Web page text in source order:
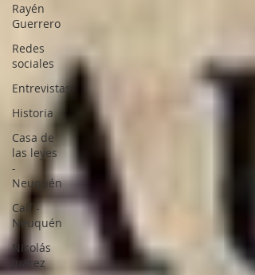
Rayén
Guerrero
Redes
sociales
Entrevistas
Historia
Casa de
las leyes
-
Neuquén
Calf -
Neuquén
Nicolás
Juarez